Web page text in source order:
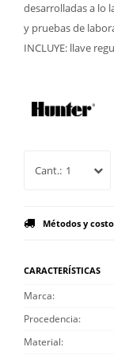
desarrolladas a lo
y pruebas de
INCLUYE: llave
1
Métodos y
CARACTERÍSTICAS
Marca
Procedencia
Material